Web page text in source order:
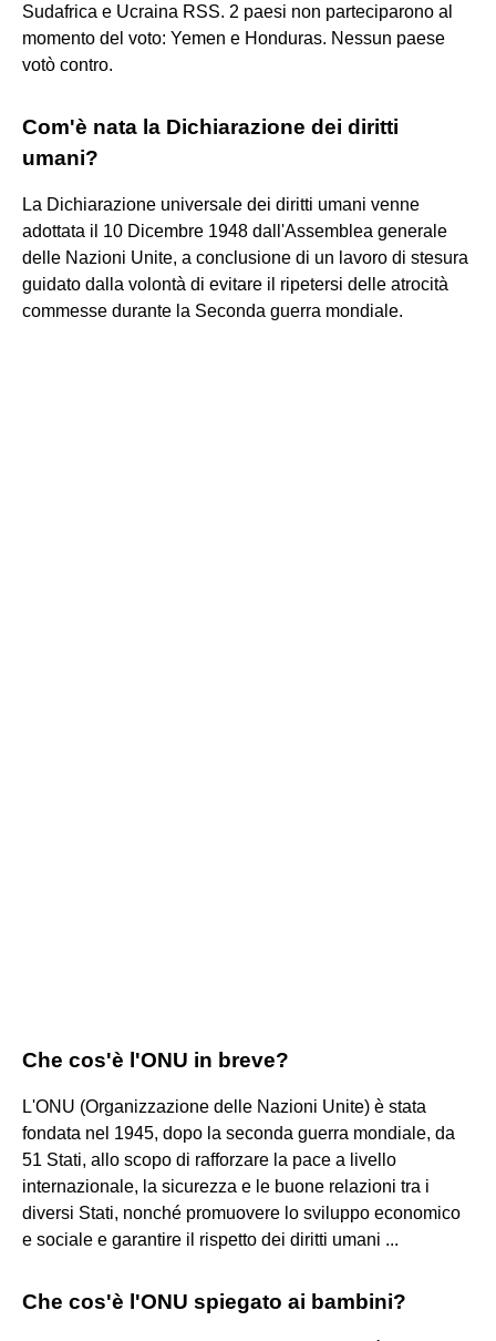
Sudafrica e Ucraina RSS. 2 paesi non parteciparono al
momento del voto: Yemen e Honduras. Nessun paese
votò contro.
Com'è nata la Dichiarazione dei diritti
umani?
La Dichiarazione universale dei diritti umani venne
adottata il 10 Dicembre 1948 dall'Assemblea generale
delle Nazioni Unite, a conclusione di un lavoro di stesura
guidato dalla volontà di evitare il ripetersi delle atrocità
commesse durante la Seconda guerra mondiale.
Che cos'è l'ONU in breve?
L'ONU (Organizzazione delle Nazioni Unite) è stata
fondata nel 1945, dopo la seconda guerra mondiale, da
51 Stati, allo scopo di rafforzare la pace a livello
internazionale, la sicurezza e le buone relazioni tra i
diversi Stati, nonché promuovere lo sviluppo economico
e sociale e garantire il rispetto dei diritti umani ...
Che cos'è l'ONU spiegato ai bambini?